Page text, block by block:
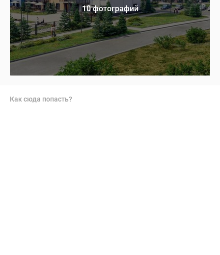
10 фотографий
Как сюда попасть?